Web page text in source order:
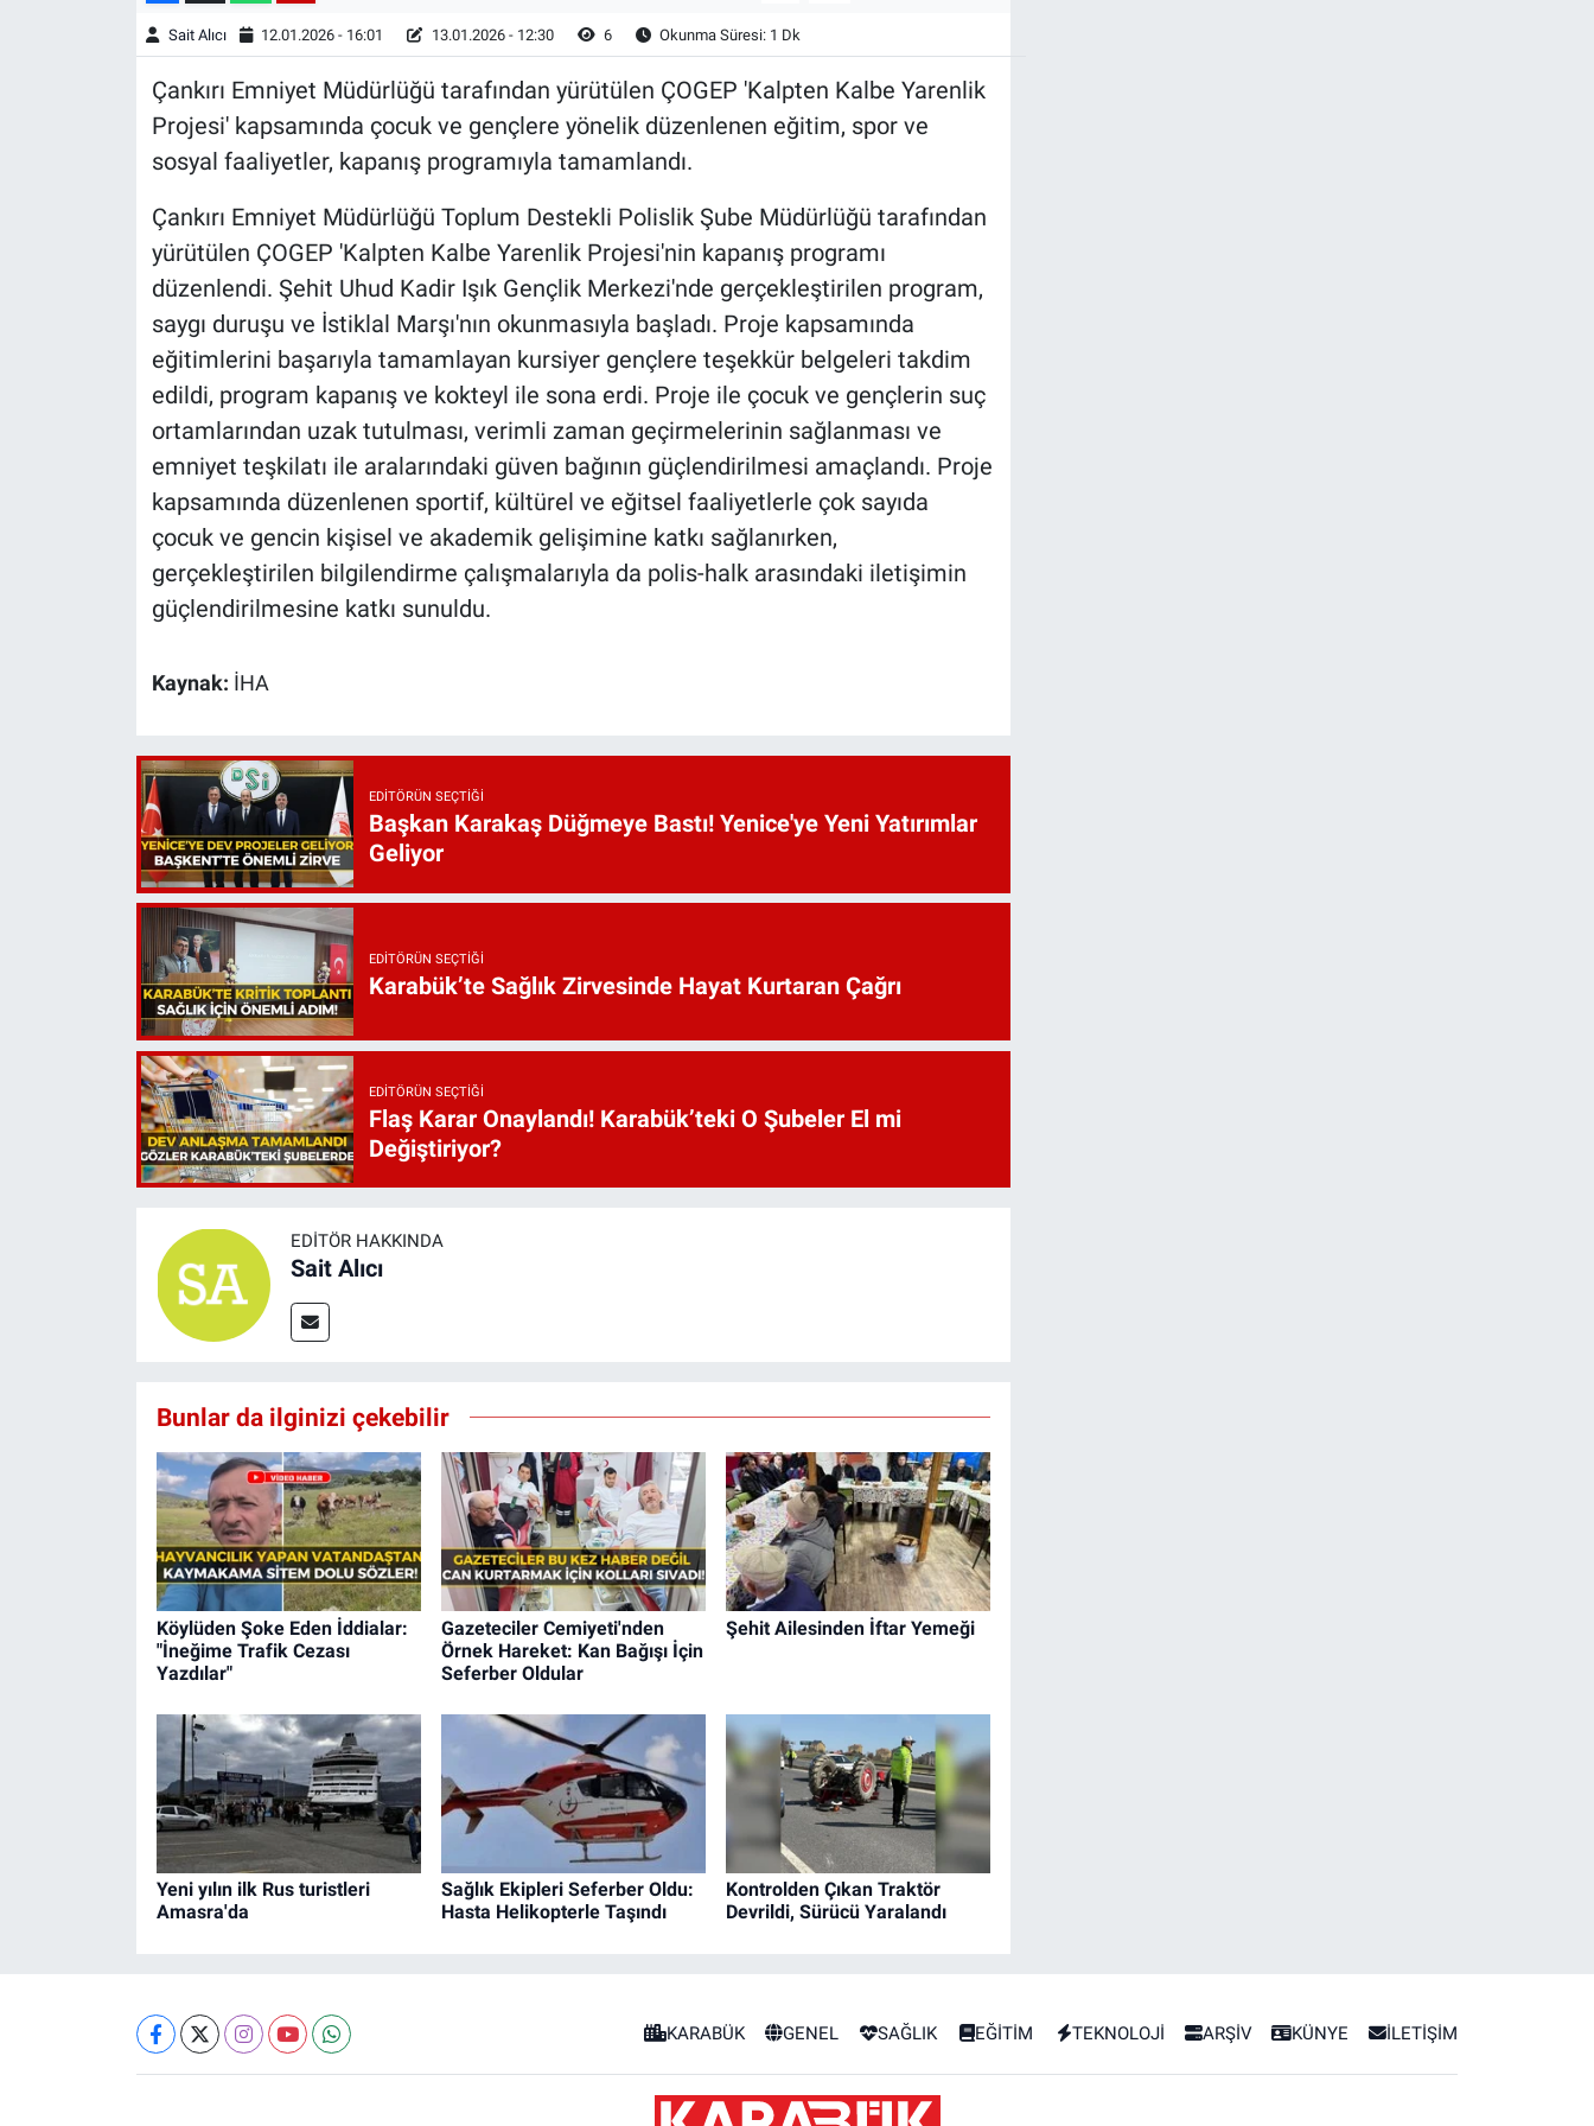
Sait Alıcı 12.01.2026 - 16:01 13.01.2026 - 12:30 6 Okunma Süresi: 1 Dk
Çankırı Emniyet Müdürlüğü tarafından yürütülen ÇOGEP 'Kalpten Kalbe Yarenlik
Projesi' kapsamında çocuk ve gençlere yönelik düzenlenen eğitim, spor ve
sosyal faaliyetler, kapanış programıyla tamamlandı.
Çankırı Emniyet Müdürlüğü Toplum Destekli Polislik Şube Müdürlüğü tarafından
yürütülen ÇOGEP 'Kalpten Kalbe Yarenlik Projesi'nin kapanış programı
düzenlendi. Şehit Uhud Kadir Işık Gençlik Merkezi'nde gerçekleştirilen program,
saygı duruşu ve İstiklal Marşı'nın okunmasıyla başladı. Proje kapsamında
eğitimlerini başarıyla tamamlayan kursiyer gençlere teşekkür belgeleri takdim
edildi, program kapanış ve kokteyl ile sona erdi. Proje ile çocuk ve gençlerin suç
ortamlarından uzak tutulması, verimli zaman geçirmelerinin sağlanması ve
emniyet teşkilatı ile aralarındaki güven bağının güçlendirilmesi amaçlandı. Proje
kapsamında düzenlenen sportif, kültürel ve eğitsel faaliyetlerle çok sayıda
çocuk ve gencin kişisel ve akademik gelişimine katkı sağlanırken,
gerçekleştirilen bilgilendirme çalışmalarıyla da polis-halk arasındaki iletişimin
güçlendirilmesine katkı sunuldu.
Kaynak: İHA
EDITÖRÜN SEÇTIĞI
Başkan Karakaş Düğmeye Bastı! Yenice'ye Yeni Yatırımlar
Geliyor
EDITÖRÜN SEÇTIĞI
Karabük’te Sağlık Zirvesinde Hayat Kurtaran Çağrı
EDITÖRÜN SEÇTIĞI
Flaş Karar Onaylandı! Karabük’teki O Şubeler El mi
Değiştiriyor?
EDITÖR HAKKINDA
Sait Alıcı
Bunlar da ilginizi çekebilir
Köylüden Şoke Eden İddialar:
"İneğime Trafik Cezası
Yazdılar"
Gazeteciler Cemiyeti'nden
Örnek Hareket: Kan Bağışı İçin
Seferber Oldular
Şehit Ailesinden İftar Yemeği
Yeni yılın ilk Rus turistleri
Amasra'da
Sağlık Ekipleri Seferber Oldu:
Hasta Helikopterle Taşındı
Kontrolden Çıkan Traktör
Devrildi, Sürücü Yaralandı
KARABÜK GENEL SAĞLIK EĞİTİM TEKNOLOJİ ARŞİV KÜNYE İLETİŞİM